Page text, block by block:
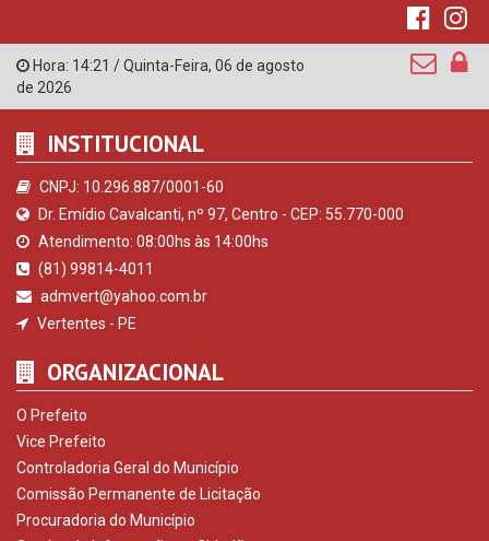
Hora: 14:21 /Quinta-Feira, 06 de agosto
de 2026
INSTITUCIONAL
CNPJ: 10.296.887/0001-60
Dr. Emídio Cavalcanti, nº 97, Centro - CEP: 55.770-000
Atendimento: 08:00hs às 14:00hs
(81) 99814-4011
admvert@yahoo.com.br
Vertentes - PE
ORGANIZACIONAL
O Prefeito
Vice Prefeito
Controladoria Geral do Município
Comissão Permanente de Licitação
Procuradoria do Município